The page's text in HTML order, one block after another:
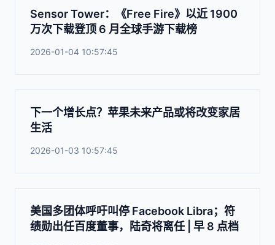
Sensor Tower：《Free Fire》以近 1900
万次下载登顶 6 月全球手游下载榜
2026-01-04 10:57:45
下一个增长点？苹果未来产品或将改变家居
生活
2026-01-03 10:57:45
美国多团体呼吁叫停 Facebook Libra；符
绩勋出任百度董事，陆奇将离任 | 早 8 点档